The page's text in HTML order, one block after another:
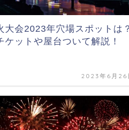
大会2023年穴場スポットは？
ケットや屋台ついて解説！
2023年6月26